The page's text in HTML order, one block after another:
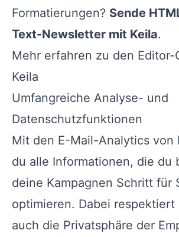
Formatierungen? Sende
Text-Newsletter mit Keila.
Mehr erfahren zu den Editor-
Keila
Umfangreiche Analyse- und
Datenschutzfunktionen
Mit den E-Mail-Analytics von
du alle Informationen, die du
deine Kampagnen Schritt für
optimieren. Dabei respektiert
auch die Privatsphäre der